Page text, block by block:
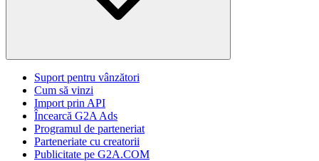
Suport pentru vânzători
Cum să vinzi
Import prin API
Încearcă G2A Ads
Programul de parteneriat
Parteneriate cu creatorii
Publicitate pe G2A.COM